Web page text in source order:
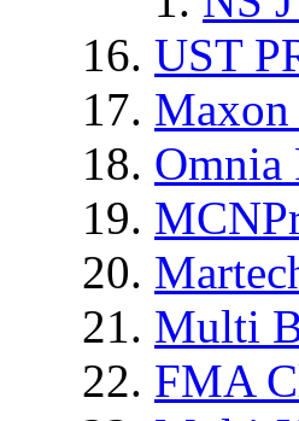
UST
Omnia
Multi
FMA